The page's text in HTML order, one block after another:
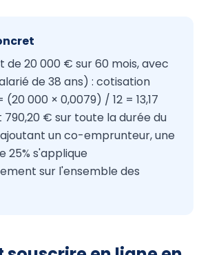
de 20 000 € sur 60 mois, avec
de 38 ans) : cotisation
000 × 0,0079) / 12 = 13,17
€ sur toute la durée du
un co-emprunteur, une
25% s'applique
sur l'ensemble des